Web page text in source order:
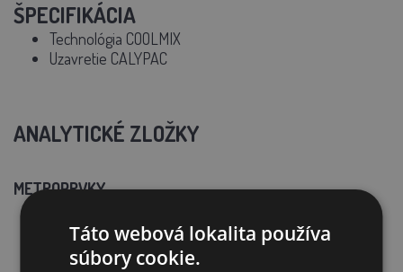
ŠPECIFIKÁCIA
Technológia COOLMIX
Uzavretie CALYPAC
ANALYTICKÉ ZLOŽKY
METROPRVKY
Vápnik......................................... 10 %
Horčík ........................................... 6 %
Sodík ............................................. 6 %
Táto webová lokalita používa
súbory cookie.